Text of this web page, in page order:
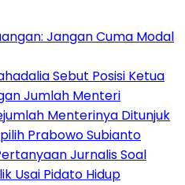
Jangan Cuma Modal
Sebut Posisi Ketua
Jumlah Menteri
Menterinya Ditunjuk
Prabowo Subianto
Jurnalis Soal
Usai Pidato Hidup